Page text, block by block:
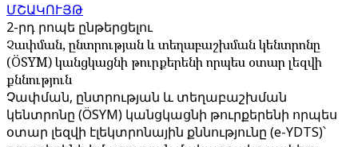
ՄՇԱԿՈՒՅԹ
2-րդ րոպե ընթերցելու
Չափման, ընտրության և տեղաբաշխման կենտրոնը
(ÖSYM) կանցկացնի թուրքերենի որպես օտար լեզվի
քննություն
Չափման, ընտրության և տեղաբաշխման
կենտրոնը (ÖSYM) կանցկացնի թուրքերենի որպես
օտար լեզվի էլեկտրոնային քննությունը (e-YDTS)՝